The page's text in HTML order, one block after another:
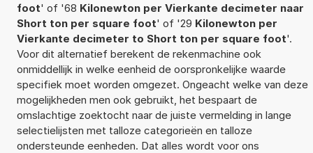
foot' of '68 Kilonewton per Vierkante decimeter naar
Short ton per square foot' of '29 Kilonewton per
Vierkante decimeter to Short ton per square foot'.
Voor dit alternatief berekent de rekenmachine ook
onmiddellijk in welke eenheid de oorspronkelijke waarde
specifiek moet worden omgezet. Ongeacht welke van deze
mogelijkheden men ook gebruikt, het bespaart de
omslachtige zoektocht naar de juiste vermelding in lange
selectielijsten met talloze categorieën en talloze
ondersteunde eenheden. Dat alles wordt voor ons